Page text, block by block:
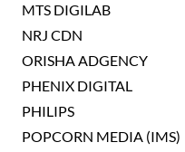
MTS DIGILAB
NRJ CDN
ORISHA ADGENCY
PHENIX DIGITAL
PHILIPS
POPCORN MEDIA (IMS)